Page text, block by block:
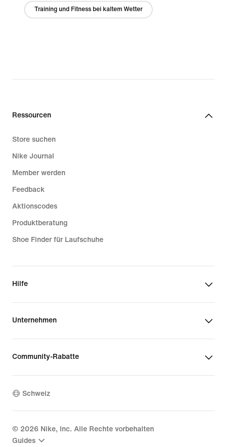
Training und Fitness bei kaltem Wetter
Ressourcen
Store suchen
Nike Journal
Member werden
Feedback
Aktionscodes
Produktberatung
Shoe Finder für Laufschuhe
Hilfe
Unternehmen
Community-Rabatte
Schweiz
© 2026 Nike, Inc. Alle Rechte vorbehalten
Guides